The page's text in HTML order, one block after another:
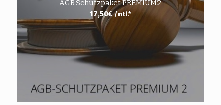
AGB Schutzpaket PREMIUM2
17,50€ /mtl.*